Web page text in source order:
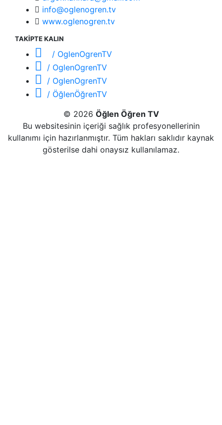
info@oglenogren.tv
www.oglenogren.tv
TAKİPTE KALIN
/ OglenOgrenTV
/ OglenOgrenTV
/ OglenOgrenTV
/ ÖğlenÖğrenTV
© 2026 Öğlen Öğren TV
Bu websitesinin içeriği sağlık profesyonellerinin
kullanımı için hazırlanmıştır. Tüm hakları saklıdır kaynak
gösterilse dahi onaysız kullanılamaz.